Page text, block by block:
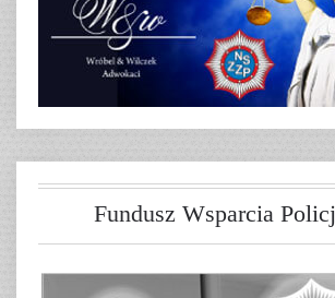
Fundusz Wsparcia